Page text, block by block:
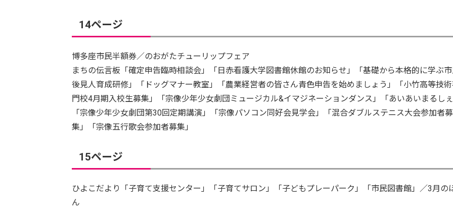
14ページ
博多座市民半額券／のおがたチューリップフェア
まちの伝言板「確定申告臨時相談会」「日赤看護大学図書館休館のお知らせ」「基礎から本格的に学ぶ
後見人育成研修」「ドッグマナー教室」「農業経営者の皆さん青色申告を始めましょう」「小竹高等技
門校4月期入校生募集」「宗像少年少女劇団ミュージカル&イマジネーションダンス」「あいあいまるしぇ
「宗像少年少女劇団第30回定期講演」「宗像パソコン同好会見学会」「混合ダブルステニス大会参加者募
集」「宗像五行歌会参加者募集」
15ページ
ひよこだより「子育て支援センター」「子育てサロン」「子どもプレーパーク」「市民図書館」／3月の
ん